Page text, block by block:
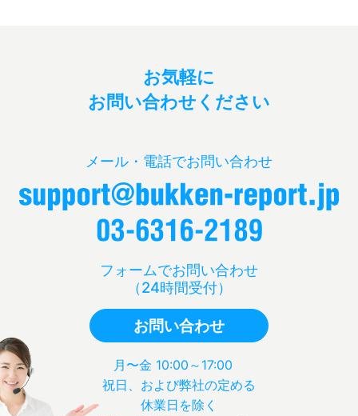
お気軽に
お問い合わせください
メール・電話でお問い合わせ
フォームでお問い合わせ
（24時間受付）
お問い合わせ
月〜金 10:00～17:00
祝日、および弊社の定める
休業日を除く